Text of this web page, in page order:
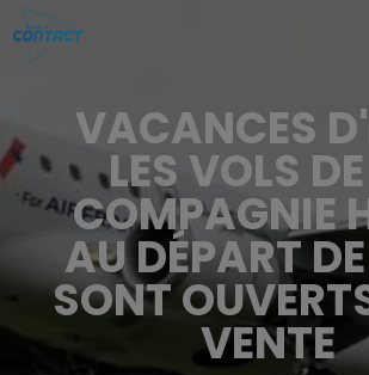
VACANCES
LES VOLS
COMPAGNIE
AU DÉPART
SONT
VENTE